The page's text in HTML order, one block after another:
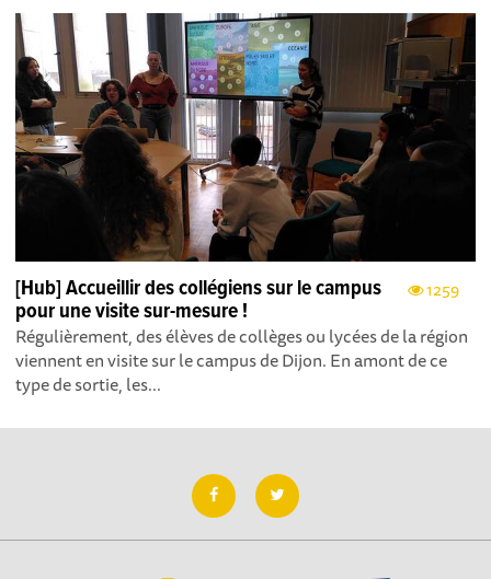
1259
[Hub] Accueillir des collégiens sur le campus
pour une visite sur-mesure !
Régulièrement, des élèves de collèges ou lycées de la région
viennent en visite sur le campus de Dijon. En amont de ce
type de sortie, les...